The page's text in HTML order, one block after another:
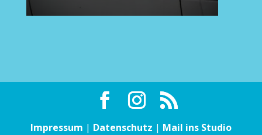
Impressum | Datenschutz | Mail ins Studio